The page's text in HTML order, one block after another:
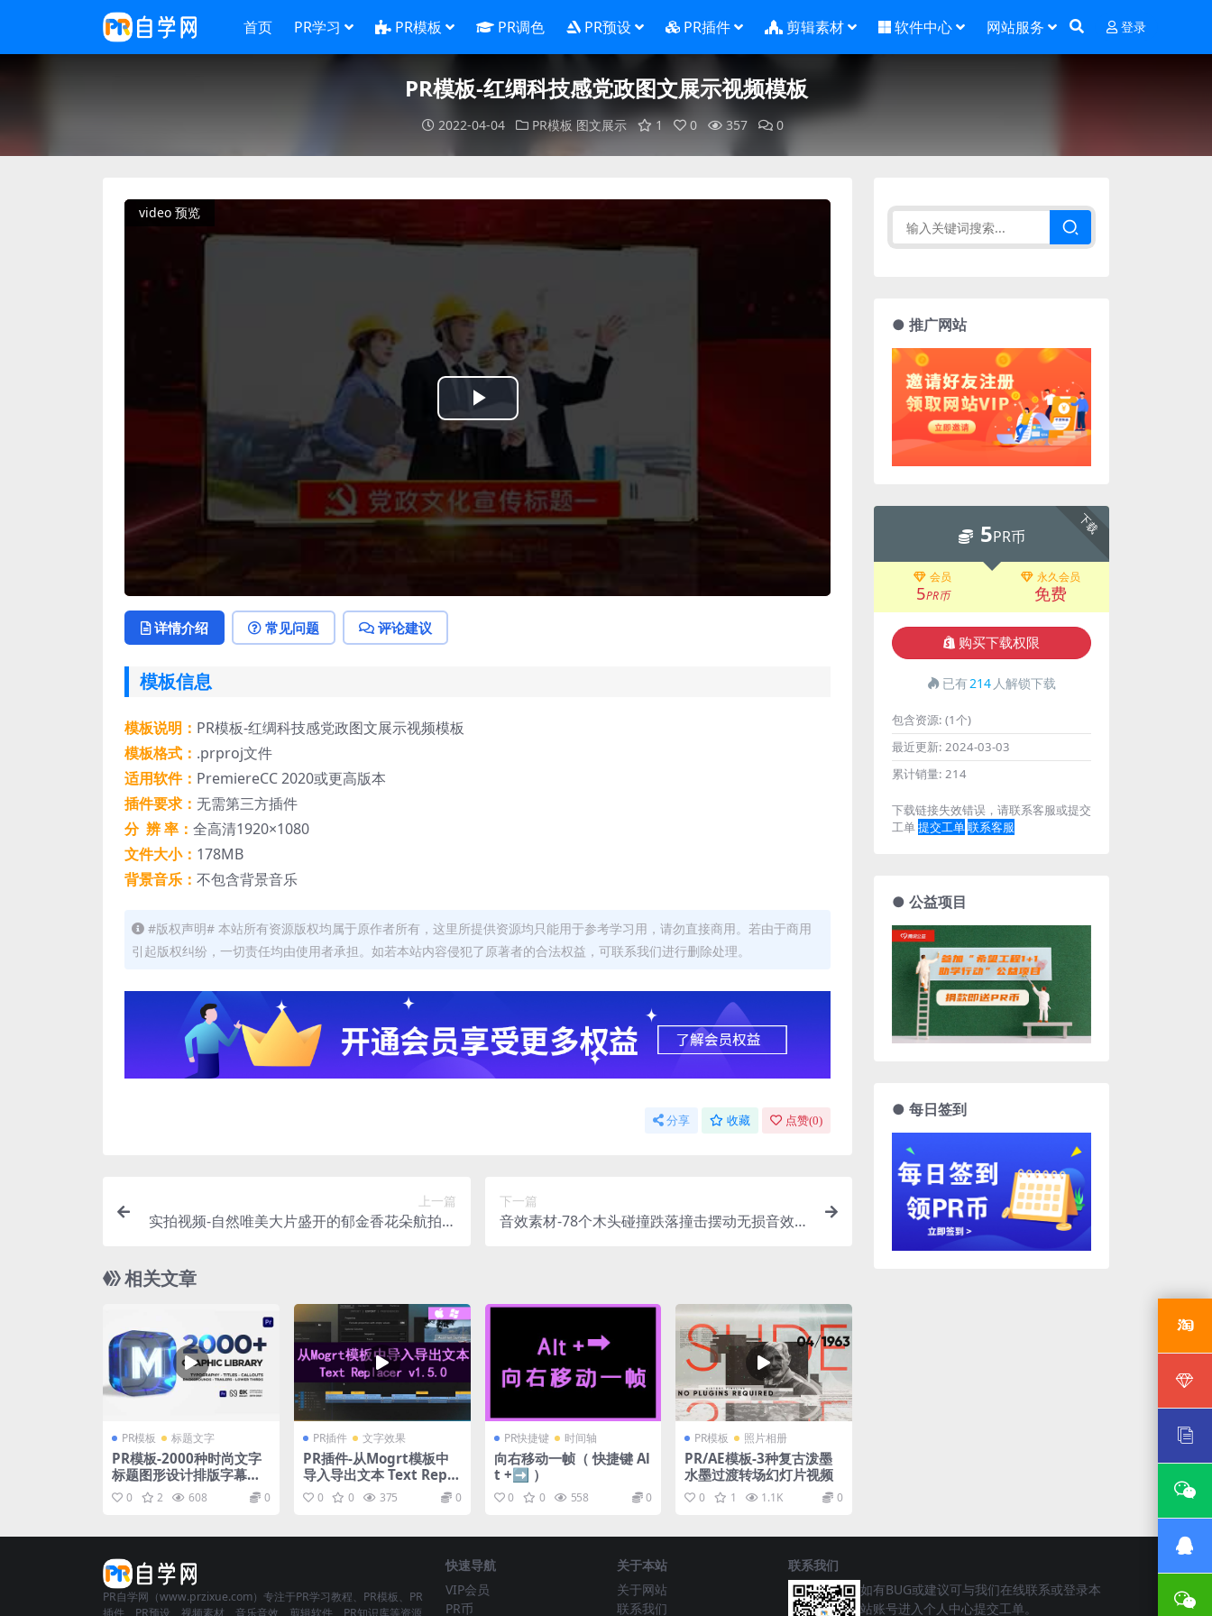
首页 PR学习 PR模板 PR调色 PR预设 PR插件 剪辑素材 软件中心 网站服务 登录
PR模板-红绸科技感党政图文展示视频模板
2022-04-04 PR模板 图文展示 1 0 357 0
video 预览
Play
Video
详情介绍 常见问题 评论建议
模板信息
模板说明： PR模板-红绸科技感党政图文展示视频模板
模板格式： .prproj文件
适用软件： PremiereCC 2020或更高版本
插件要求： 无需第三方插件
分 辨 率： 全高清1920×1080
文件大小： 178MB
背景音乐： 不包含背景音乐
#版权声明# 本站所有资源版权均属于原作者所有，这里所提供资源均只能用于参考学习用，请勿直接商用。若由于商用
引起版权纠纷，一切责任均由使用者承担。如若本站内容侵犯了原著者的合法权益，可联系我们进行删除处理。
分享 收藏 点赞(0)
上一篇
实拍视频-自然唯美大片盛开的郁金香花朵航拍视
下一篇
音效素材-78个木头碰撞跌落撞击摆动无损音效
相关文章
PR模板 标题文字
PR模板-2000种时尚文字
标题图形设计排版字幕条
转场调色音效预设包 Gra
phics Library
0 2 608 0
PR插件 文字效果
PR插件-从Mogrt模板中
导入导出文本 Text Repla
cer v1.5.0 for Premiere
Pro
0 0 375 0
PR快捷键 时间轴
向右移动一帧（ 快捷键 Al
t +➡ ）
0 0 558 0
PR模板 照片相册
PR/AE模板-3种复古泼墨
水墨过渡转场幻灯片视频
0 1 1.1K 0
● 推广网站
下载
5PR币
会员
5PR币
永久会员
免费
购买下载权限
已有214 人解锁下载
包含资源: (1个)
最近更新: 2024-03-03
累计销量: 214
下载链接失效错误，请联系客服或提交
工单提交工单联系客服
● 公益项目
● 每日签到
PR自学网（www.przixue.com）专注于PR学习教程、PR模板、PR
快速导航
VIP会员
PR币
关于本站
关于网站
联系我们
联系我们
如有BUG或建议可与我们在线联系或登录本
站账号进入个人中心提交工单。